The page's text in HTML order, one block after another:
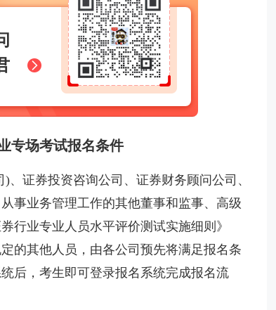
专场考试报名条件
、证券投资咨询公司、证券财务顾问公司、
事业务管理工作的其他董事和监事、高级
行业专业人员水平评价测试实施细则》
的其他人员，由各公司预先将满足报名条
后，考生即可登录报名系统完成报名流